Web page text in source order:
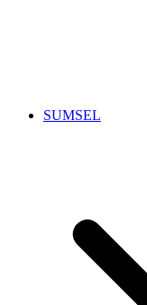
SUMSEL